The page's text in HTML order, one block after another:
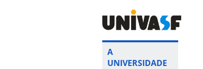
A
UNIVERSIDADE